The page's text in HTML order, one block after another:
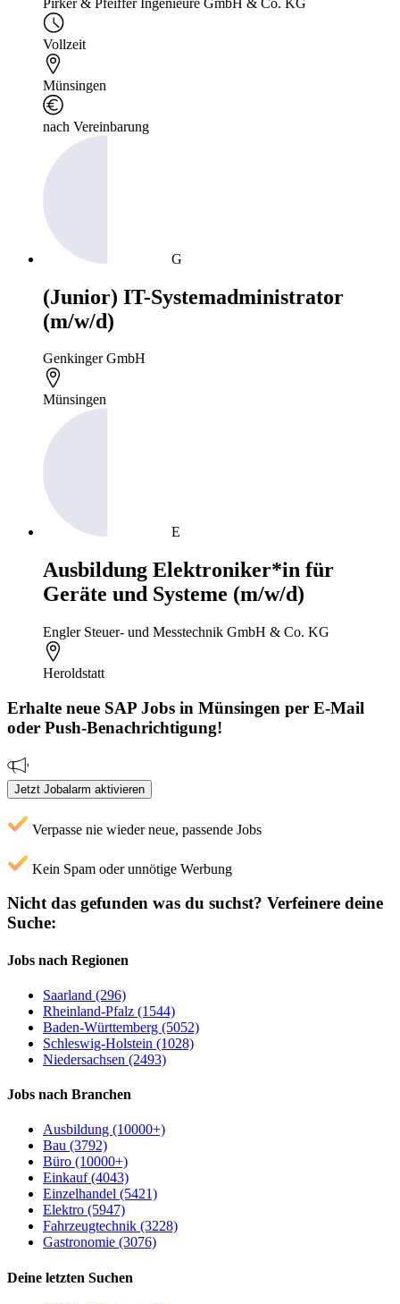
Vollzeit
Münsingen
nach Vereinbarung
G
(Junior) IT-Systemadministrator
(m/w/d)
Genkinger GmbH
Münsingen
E
Ausbildung Elektroniker*in für
Geräte und Systeme (m/w/d)
Engler Steuer- und Messtechnik GmbH & Co. KG
Heroldstatt
Erhalte neue SAP Jobs in Münsingen per E-Mail
oder Push-Benachrichtigung!
Jetzt Jobalarm aktivieren
Verpasse nie wieder neue, passende Jobs
Kein Spam oder unnötige Werbung
Nicht das gefunden was du suchst? Verfeinere deine
Suche:
Jobs nach Regionen
Saarland (296)
Rheinland-Pfalz (1544)
Baden-Württemberg (5052)
Schleswig-Holstein (1028)
Niedersachsen (2493)
Jobs nach Branchen
Ausbildung (10000+)
Bau (3792)
Büro (10000+)
Einkauf (4043)
Einzelhandel (5421)
Elektro (5947)
Fahrzeugtechnik (3228)
Gastronomie (3076)
Deine letzten Suchen